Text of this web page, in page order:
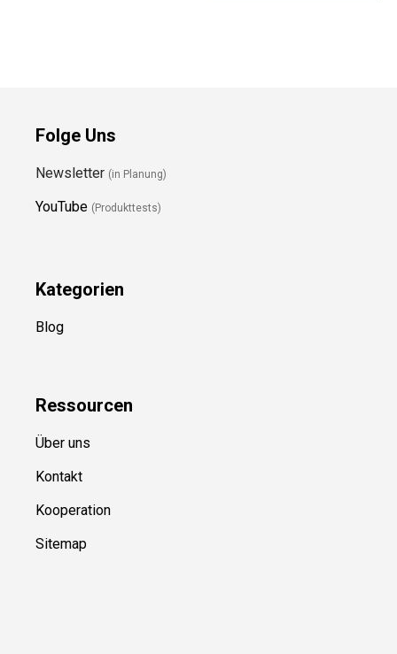
Folge Uns
Newsletter (in Planung)
YouTube (Produkttests)
Kategorien
Blog
Ressourcen
Über uns
Kontakt
Kooperation
Sitemap